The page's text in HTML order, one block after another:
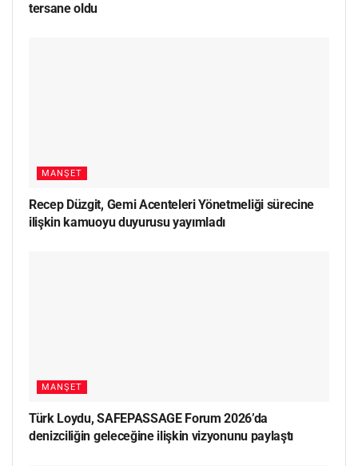
tersane oldu
MANŞET
Recep Düzgit, Gemi Acenteleri Yönetmeliği sürecine
ilişkin kamuoyu duyurusu yayımladı
MANŞET
Türk Loydu, SAFEPASSAGE Forum 2026’da
denizciliğin geleceğine ilişkin vizyonunu paylaştı